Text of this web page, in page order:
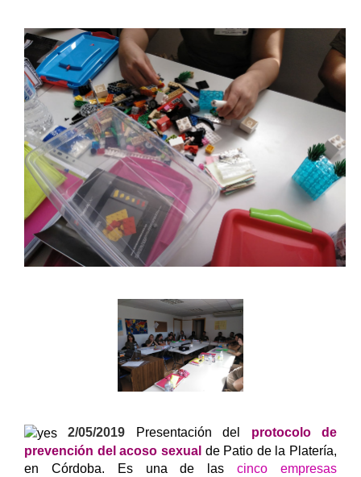
2/05/2019 Presentación del protocolo de
prevención del acoso sexual de Patio de la Platería,
en Córdoba. Es una de lascinco empresas